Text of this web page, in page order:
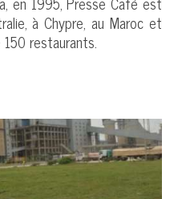
à Chypre, au Maroc et
restaurants.